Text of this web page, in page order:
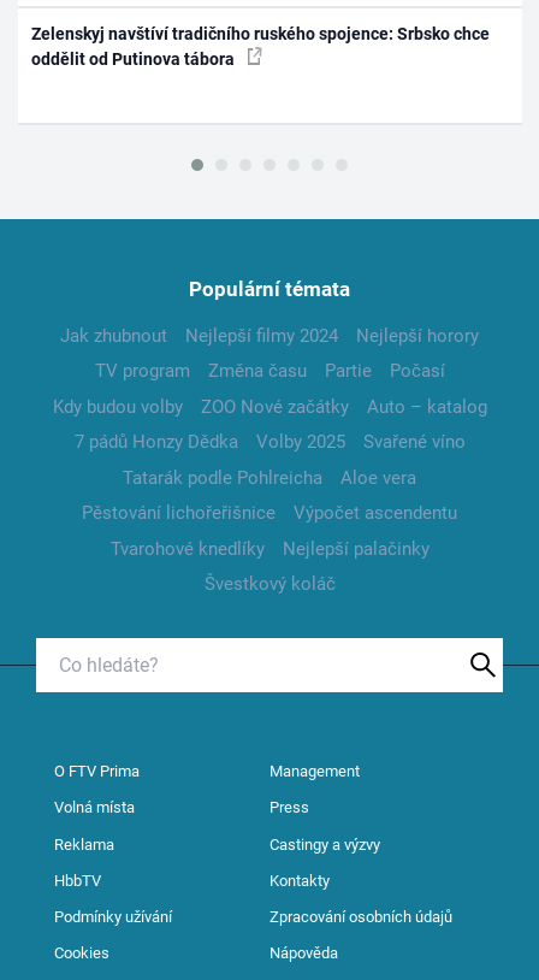
Zelenskyj navštíví tradičního ruského spojence: Srbsko chce
oddělit od Putinova tábora
Populární témata
Jak zhubnout Nejlepší filmy 2024
Nejlepší horory
TV program
Změna času Partie
Počasí
Kdy budou volby
ZOO Nové začátky
Auto – katalog
7 pádů Honzy Dědka
Volby 2025
Svařené víno
Tatarák podle Pohlreicha
Aloe vera
Pěstování lichořeřišnice
Výpočet ascendentu
Tvarohové knedlíky
Nejlepší palačinky
Švestkový koláč
O FTV Prima Management
Volná místa Press
Reklama Castingy a výzvy
HbbTV Kontakty
Podmínky užívání Zpracování osobních údajů
Cookies Nápověda